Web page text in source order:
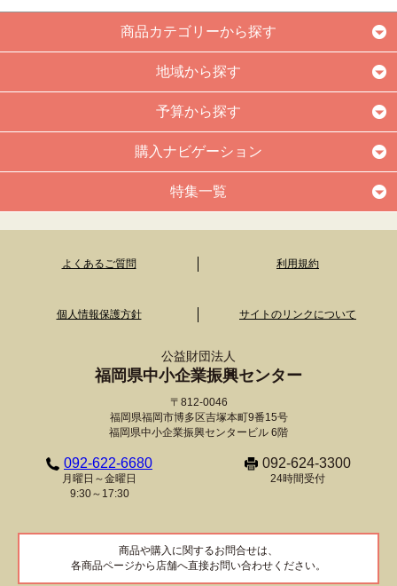
商品カテゴリーから探す
地域から探す
予算から探す
購入ナビゲーション
特集一覧
よくあるご質問 利用規約
個人情報保護方針 サイトのリンクについて
公益財団法人
福岡県中小企業振興センター
〒812-0046
福岡県福岡市博多区吉塚本町9番15号
福岡県中小企業振興センタービル 6階
092-622-6680
月曜日～金曜日
9:30～17:30
092-624-3300
24時間受付
商品や購入に関するお問合せは、
各商品ページから店舗へ直接お問い合わせください。